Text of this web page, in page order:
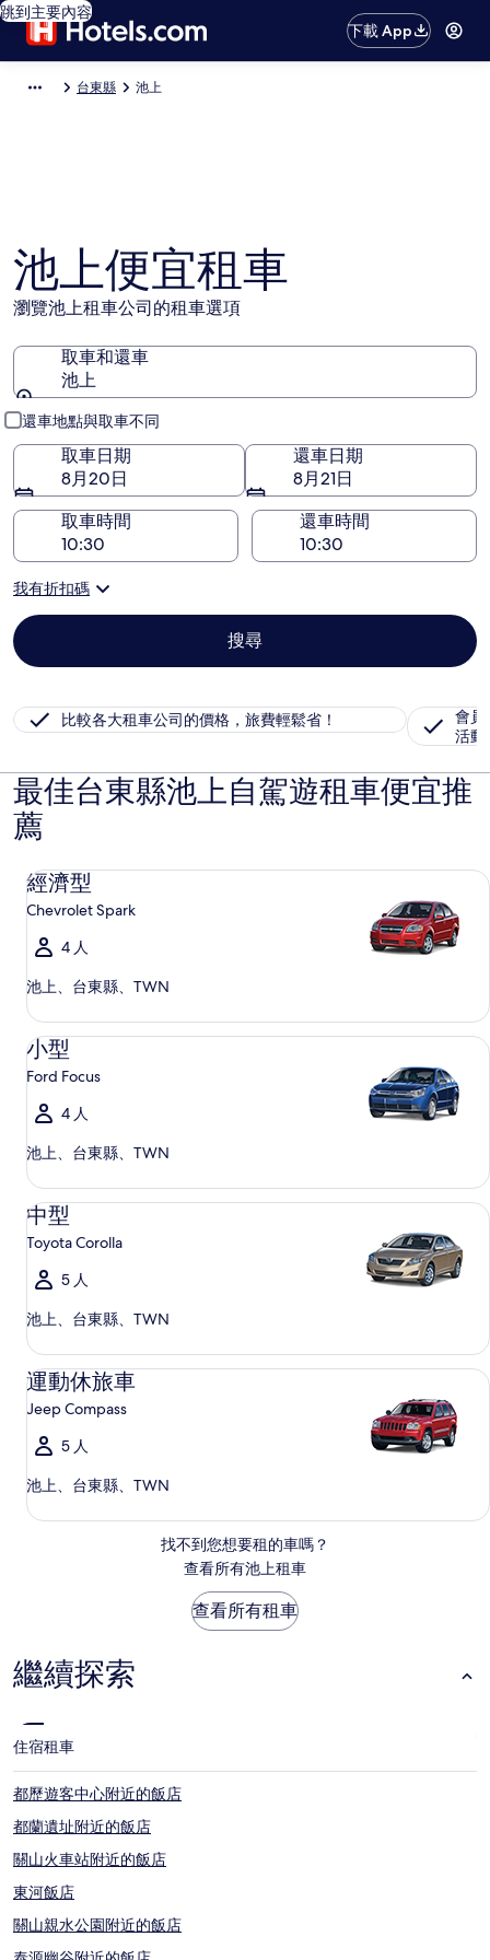
跳到主要內容
下載 App
台東縣 池上
池上便宜租車
瀏覽池上租車公司的租車選項
取車和還車
池上
取車和還車
還車地點與取車不同
取車日期
8月20日
還車日期
8月21日
取車時間
還車時間
我有折扣碼
搜尋
比較各大租車公司的價格，旅費輕鬆省！
會員
活動
最佳台東縣池上自駕遊租車便宜推
薦
經濟型
Chevrolet Spark
4 人
池上、台東縣、TWN
經濟型 Chevrolet Spark
小型
Ford Focus
4 人
池上、台東縣、TWN
小型 Ford Focus
中型
Toyota Corolla
5 人
池上、台東縣、TWN
中型 Toyota Corolla
運動休旅車
Jeep Compass
5 人
池上、台東縣、TWN
運動休旅車 Jeep Compass
找不到您想要租的車嗎？
查看所有池上租車
查看所有租車
繼續探索
住宿租車
都歷遊客中心附近的飯店
都蘭遺址附近的飯店
關山火車站附近的飯店
東河飯店
關山親水公園附近的飯店